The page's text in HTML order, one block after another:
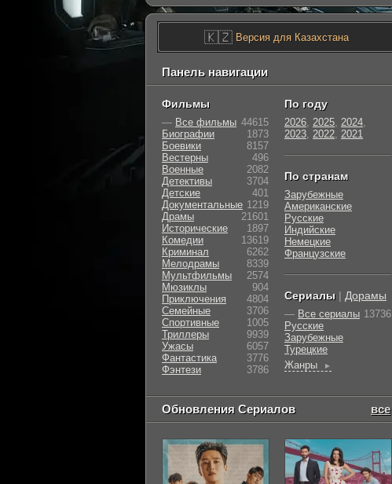
🇰🇿Версия для Казахстана
Панель навигации
Фильмы
— Все фильмы 44615
Биографии
1873
Боевики
8157
Вестерны
496
Военные
2082
Детективы
3704
Детские
401
Документальные 1219
Драмы
21601
Исторические
1897
Комедии
13619
Криминал
6262
Мелодрамы
8339
Мультфильмы
2574
Мюзиклы
904
Приключения
4804
Семейные
3706
Cпортивные
1005
Триллеры
9939
Ужасы
6057
Фантастика
3776
Фэнтези
3786
По году
2026, 2025, 2024,
2023, 2022, 2021
По странам
Зарубежные
Американские
Русские
Индийские
Немецкие
Французские
Сериалы | Дорамы
— Все сериалы 13736
Русские
Зарубежные
Турецкие
Жанры
►
Обновления Сериалов все